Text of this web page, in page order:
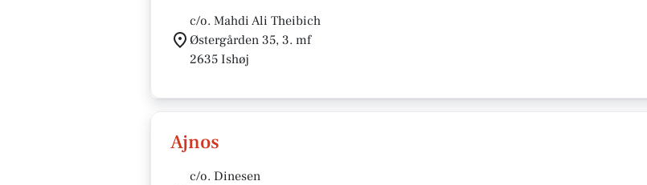
c/o. Mahdi Ali Theibich
Østergården 35, 3. mf
2635 Ishøj
Ajnos
c/o. Dinesen